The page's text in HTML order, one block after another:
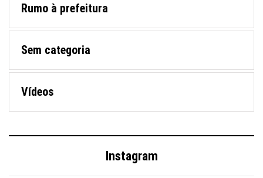
Rumo à prefeitura
Sem categoria
Vídeos
Instagram